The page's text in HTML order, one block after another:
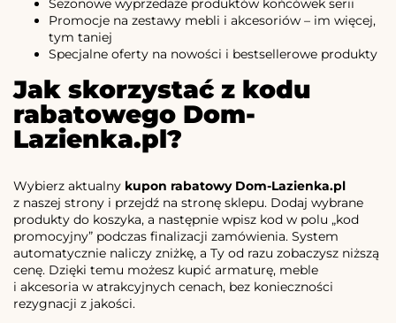
Sezonowe wyprzedaże produktów końcówek serii
Promocje na zestawy mebli i akcesoriów – im więcej,
tym taniej
Specjalne oferty na nowości i bestsellerowe produkty
Jak skorzystać z kodu
rabatowego Dom-
Lazienka.pl?
Wybierz aktualny kupon rabatowy Dom-Lazienka.pl
z naszej strony i przejdź na stronę sklepu. Dodaj wybrane
produkty do koszyka, a następnie wpisz kod w polu „kod
promocyjny” podczas finalizacji zamówienia. System
automatycznie naliczy zniżkę, a Ty od razu zobaczysz niższą
cenę. Dzięki temu możesz kupić armaturę, meble
i akcesoria w atrakcyjnych cenach, bez konieczności
rezygnacji z jakości.